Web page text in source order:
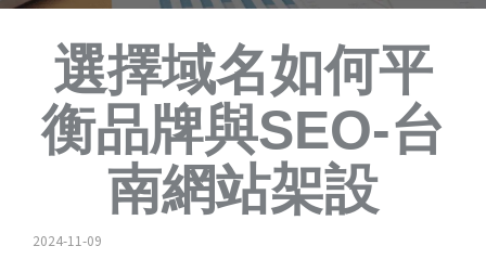
選擇域名如何平
衡品牌與SEO-台
南網站架設
2024-11-09